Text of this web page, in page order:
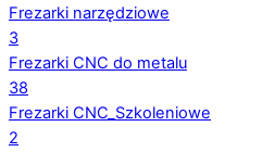
Frezarki narzędziowe
3
Frezarki CNC do metalu
38
Frezarki CNC_Szkoleniowe
2